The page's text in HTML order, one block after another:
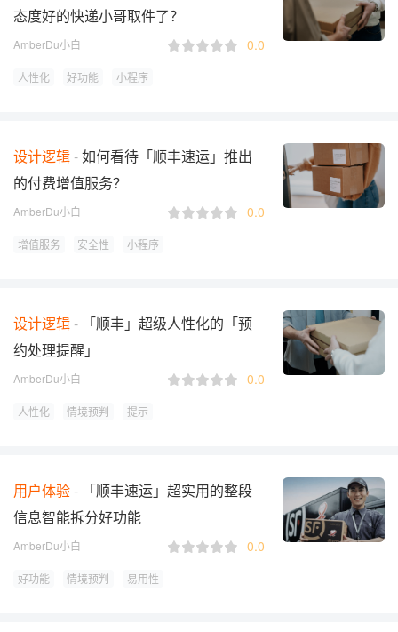
态度好的快递小哥取件了？
AmberDu小白 0.0
人性化 好功能 小程序
设计逻辑 如何看待「顺丰速运」推出
的付费增值服务？
AmberDu小白 0.0
增值服务 安全性 小程序
设计逻辑
「顺丰」超级人性化的「预
约处理提醒」
AmberDu小白 0.0
人性化 情境预判 提示
用户体验
「顺丰速运」超实用的整段
信息智能拆分好功能
AmberDu小白 0.0
好功能 情境预判 易用性